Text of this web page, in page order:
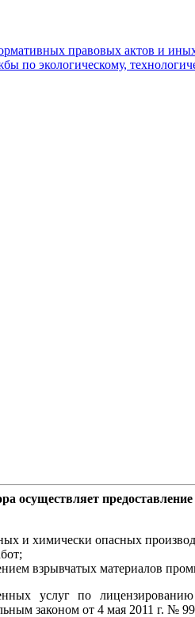
правовых актов и
по экологическому,
осуществляет
и химически опасных
взрывчатых материалов
услуг по
законом от 4 мая 2011 г. №